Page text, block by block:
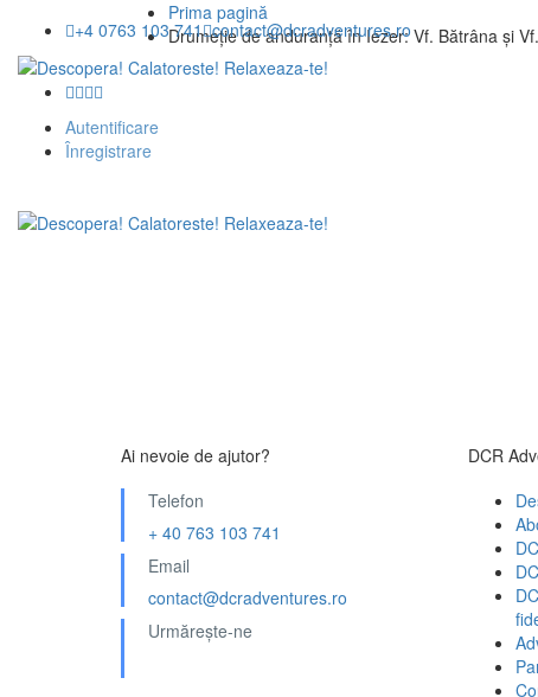
+4 0763 103 741 contact@dcradventures.ro
Autentificare
Înregistrare
Prima pagină
Drumeție de anduranță în Iezer: Vf. Bătrâna și
Ai nevoie de ajutor?
Telefon
+ 40 763 103 741
Email
contact@dcradventures.ro
Urmărește-ne
DCR